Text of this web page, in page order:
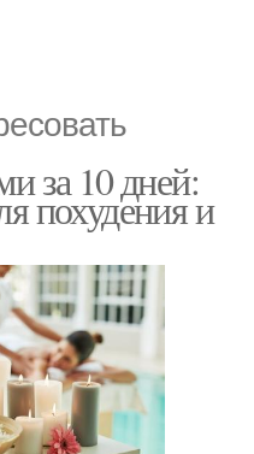
за 10 дней:
похудения и